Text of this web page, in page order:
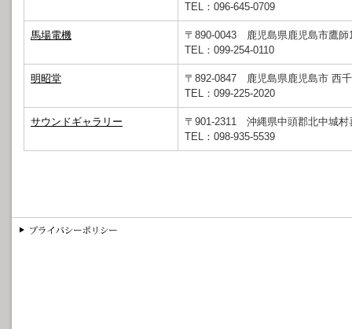
TEL：096-645-0709
馬場電機
〒890-0043 鹿児島県鹿児島市鷹師
TEL：099-254-0110
明昭堂
〒892-0847 鹿児島県鹿児島市 西
TEL：099-225-2020
サウンドギャラリー
〒901-2311 沖縄県中頭郡北中城村
TEL：098-935-5539